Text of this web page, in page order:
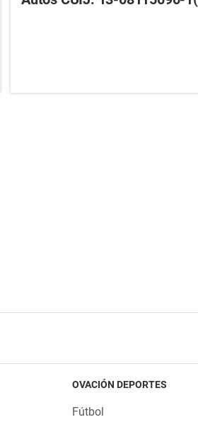
OVACIÓN DEPORTES
Fútbol